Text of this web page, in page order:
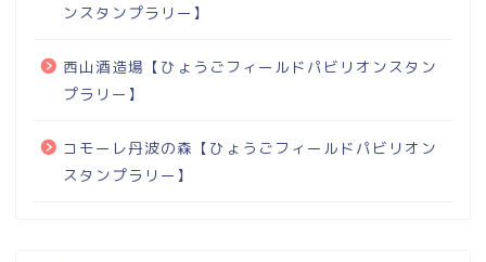
ンスタンプラリー】
西山酒造場【ひょうごフィールドパビリオンスタン
プラリー】
コモーレ丹波の森【ひょうごフィールドパビリオン
スタンプラリー】